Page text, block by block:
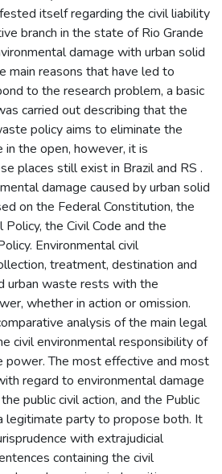
itself regarding the civil liability
branch in the state of Rio Grande
damage with urban solid
main reasons that have led to
to the research problem, a basic
carried out describing that the
policy aims to eliminate the
the open, however, it is
places still exist in Brazil and RS .
damage caused by urban solid
on the Federal Constitution, the
the Civil Code and the
Environmental civil
treatment, destination and
urban waste rests with the
whether in action or omission.
analysis of the main legal
civil environmental responsibility of
power. The most effective and most
regard to environmental damage
public civil action, and the Public
legitimate party to propose both. It
with extrajudicial
containing the civil